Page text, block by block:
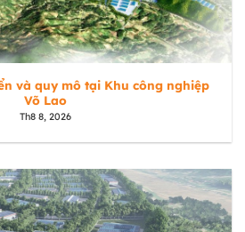
và quy mô tại Khu công nghiệp
Võ Lao
Th8 8, 2026